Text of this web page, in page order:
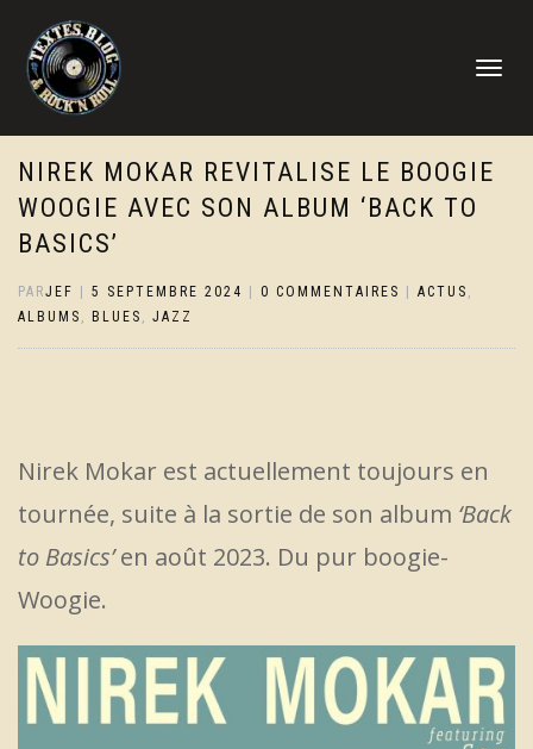
DÉPLIER
NIREK MOKAR REVITALISE LE BOOGIE
WOOGIE AVEC SON ALBUM ‘BACK TO
BASICS’
PARJEF 5 SEPTEMBRE 2024 0 COMMENTAIRES ACTUS ,
ALBUMS , BLUES , JAZZ
Nirek Mokar est actuellement toujours en
tournée, suite à la sortie de son album ‘Back
to Basics’en août 2023. Du pur boogie-
Woogie.